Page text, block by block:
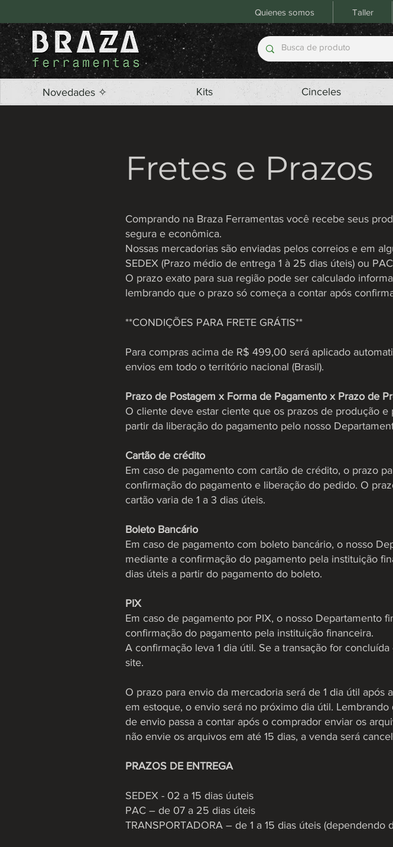
Quienes somos Taller
Novedades ✧ Kits Cinceles
Fretes e Prazos
Comprando na Braza Ferramentas você recebe seus
segura e econômica.
Nossas mercadorias são enviadas pelos correios e em
SEDEX (Prazo médio de entrega 1 à 25 dias úteis) ou
O prazo exato para sua região pode ser calculado
lembrando que o prazo só começa a contar após
**CONDIÇÕES PARA FRETE GRÁTIS**
Para compras acima de R$ 499,00 será aplicado
envios em todo o território nacional (Brasil).
Prazo de Postagem x Forma de Pagamento x Prazo de
O cliente deve estar ciente que os prazos de produção
partir da liberação do pagamento pelo nosso
Cartão de crédito
Em caso de pagamento com cartão de crédito, o prazo
confirmação do pagamento e liberação do pedido. O
cartão varia de 1 a 3 dias úteis.
Boleto Bancário
Em caso de pagamento com boleto bancário, o nosso
mediante a confirmação do pagamento pela instituição
dias úteis a partir do pagamento do boleto.
PIX
Em caso de pagamento por PIX, o nosso Departamento
confirmação do pagamento pela instituição financeira.
A confirmação leva 1 dia útil. Se a transação for
site.
O prazo para envio da mercadoria será de 1 dia útil após
em estoque, o envio será no próximo dia útil.
de envio passa a contar após o comprador enviar os
não envie os arquivos em até 15 dias, a venda será
PRAZOS DE ENTREGA
SEDEX - 02 a 15 dias úuteis
PAC – de 07 a 25 dias úteis
TRANSPORTADORA – de 1 a 15 dias úteis (dependendo